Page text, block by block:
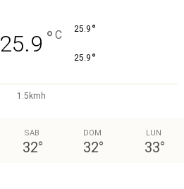
25.9 ° C 25.9 °
25.9 °
1.5kmh
SAB
32°
DOM
32°
LUN
33°